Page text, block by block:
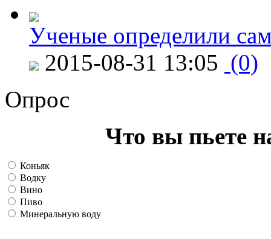
Ученые определили
2015-08-31 13:05 (0)
Опрос
Что вы пьете
Коньяк
Водку
Вино
Пиво
Минеральную воду